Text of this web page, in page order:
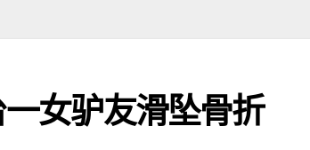
女驴友滑坠骨折